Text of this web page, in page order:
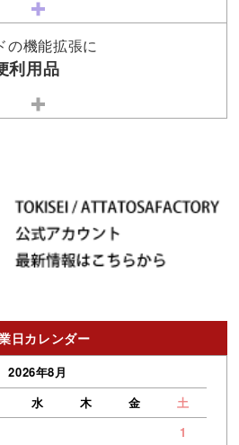
の機能拡張に
利用品
日カレンダー
2026年8月
水 木 金
土
1